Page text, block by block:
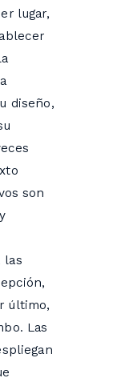
lugar,
diseño,
son
las
último,
Las